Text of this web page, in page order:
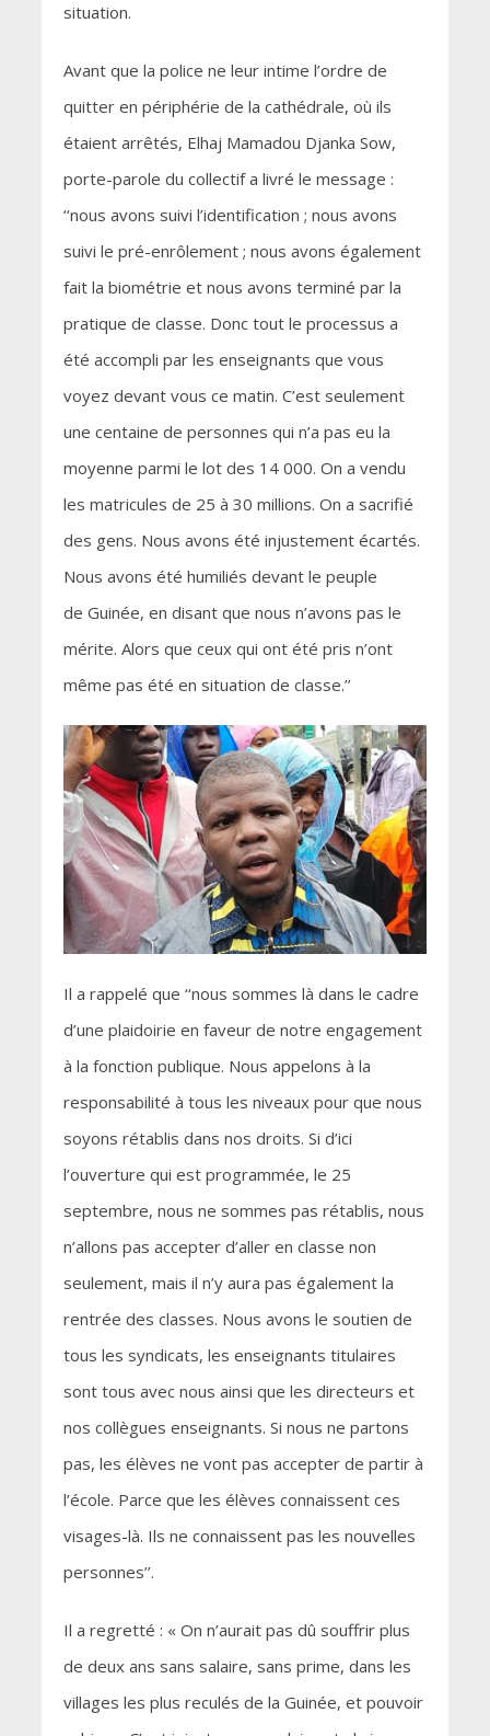
situation.
Avant que la police ne leur intime l’ordre de
quitter en périphérie de la cathédrale, où ils
étaient arrêtés, Elhaj Mamadou Djanka Sow,
porte-parole du collectif a livré le message :
‘‘nous avons suivi l’identification ; nous avons
suivi le pré-enrôlement ; nous avons également
fait la biométrie et nous avons terminé par la
pratique de classe. Donc tout le processus a
été accompli par les enseignants que vous
voyez devant vous ce matin. C’est seulement
une centaine de personnes qui n’a pas eu la
moyenne parmi le lot des 14 000. On a vendu
les matricules de 25 à 30 millions. On a sacrifié
des gens. Nous avons été injustement écartés.
Nous avons été humiliés devant le peuple
de Guinée, en disant que nous n’avons pas le
mérite. Alors que ceux qui ont été pris n’ont
même pas été en situation de classe.’’
Il a rappelé que ‘‘nous sommes là dans le cadre
d’une plaidoirie en faveur de notre engagement
à la fonction publique. Nous appelons à la
responsabilité à tous les niveaux pour que nous
soyons rétablis dans nos droits. Si d’ici
l’ouverture qui est programmée, le 25
septembre, nous ne sommes pas rétablis, nous
n’allons pas accepter d’aller en classe non
seulement, mais il n’y aura pas également la
rentrée des classes. Nous avons le soutien de
tous les syndicats, les enseignants titulaires
sont tous avec nous ainsi que les directeurs et
nos collègues enseignants. Si nous ne partons
pas, les élèves ne vont pas accepter de partir à
l’école. Parce que les élèves connaissent ces
visages-là. Ils ne connaissent pas les nouvelles
personnes’’.
Il a regretté : « On n’aurait pas dû souffrir plus
de deux ans sans salaire, sans prime, dans les
villages les plus reculés de la Guinée, et pouvoir